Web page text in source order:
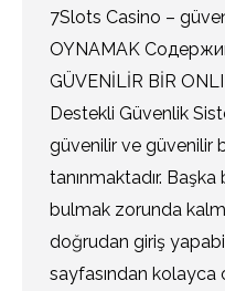
7Slots Casino –
OYNAMAK
GÜVENİLİR BİR
Destekli Güvenlik
güvenilir ve güvenilir
tanınmaktadır.
bulmak zorunda
doğrudan giriş
sayfasından kolayca